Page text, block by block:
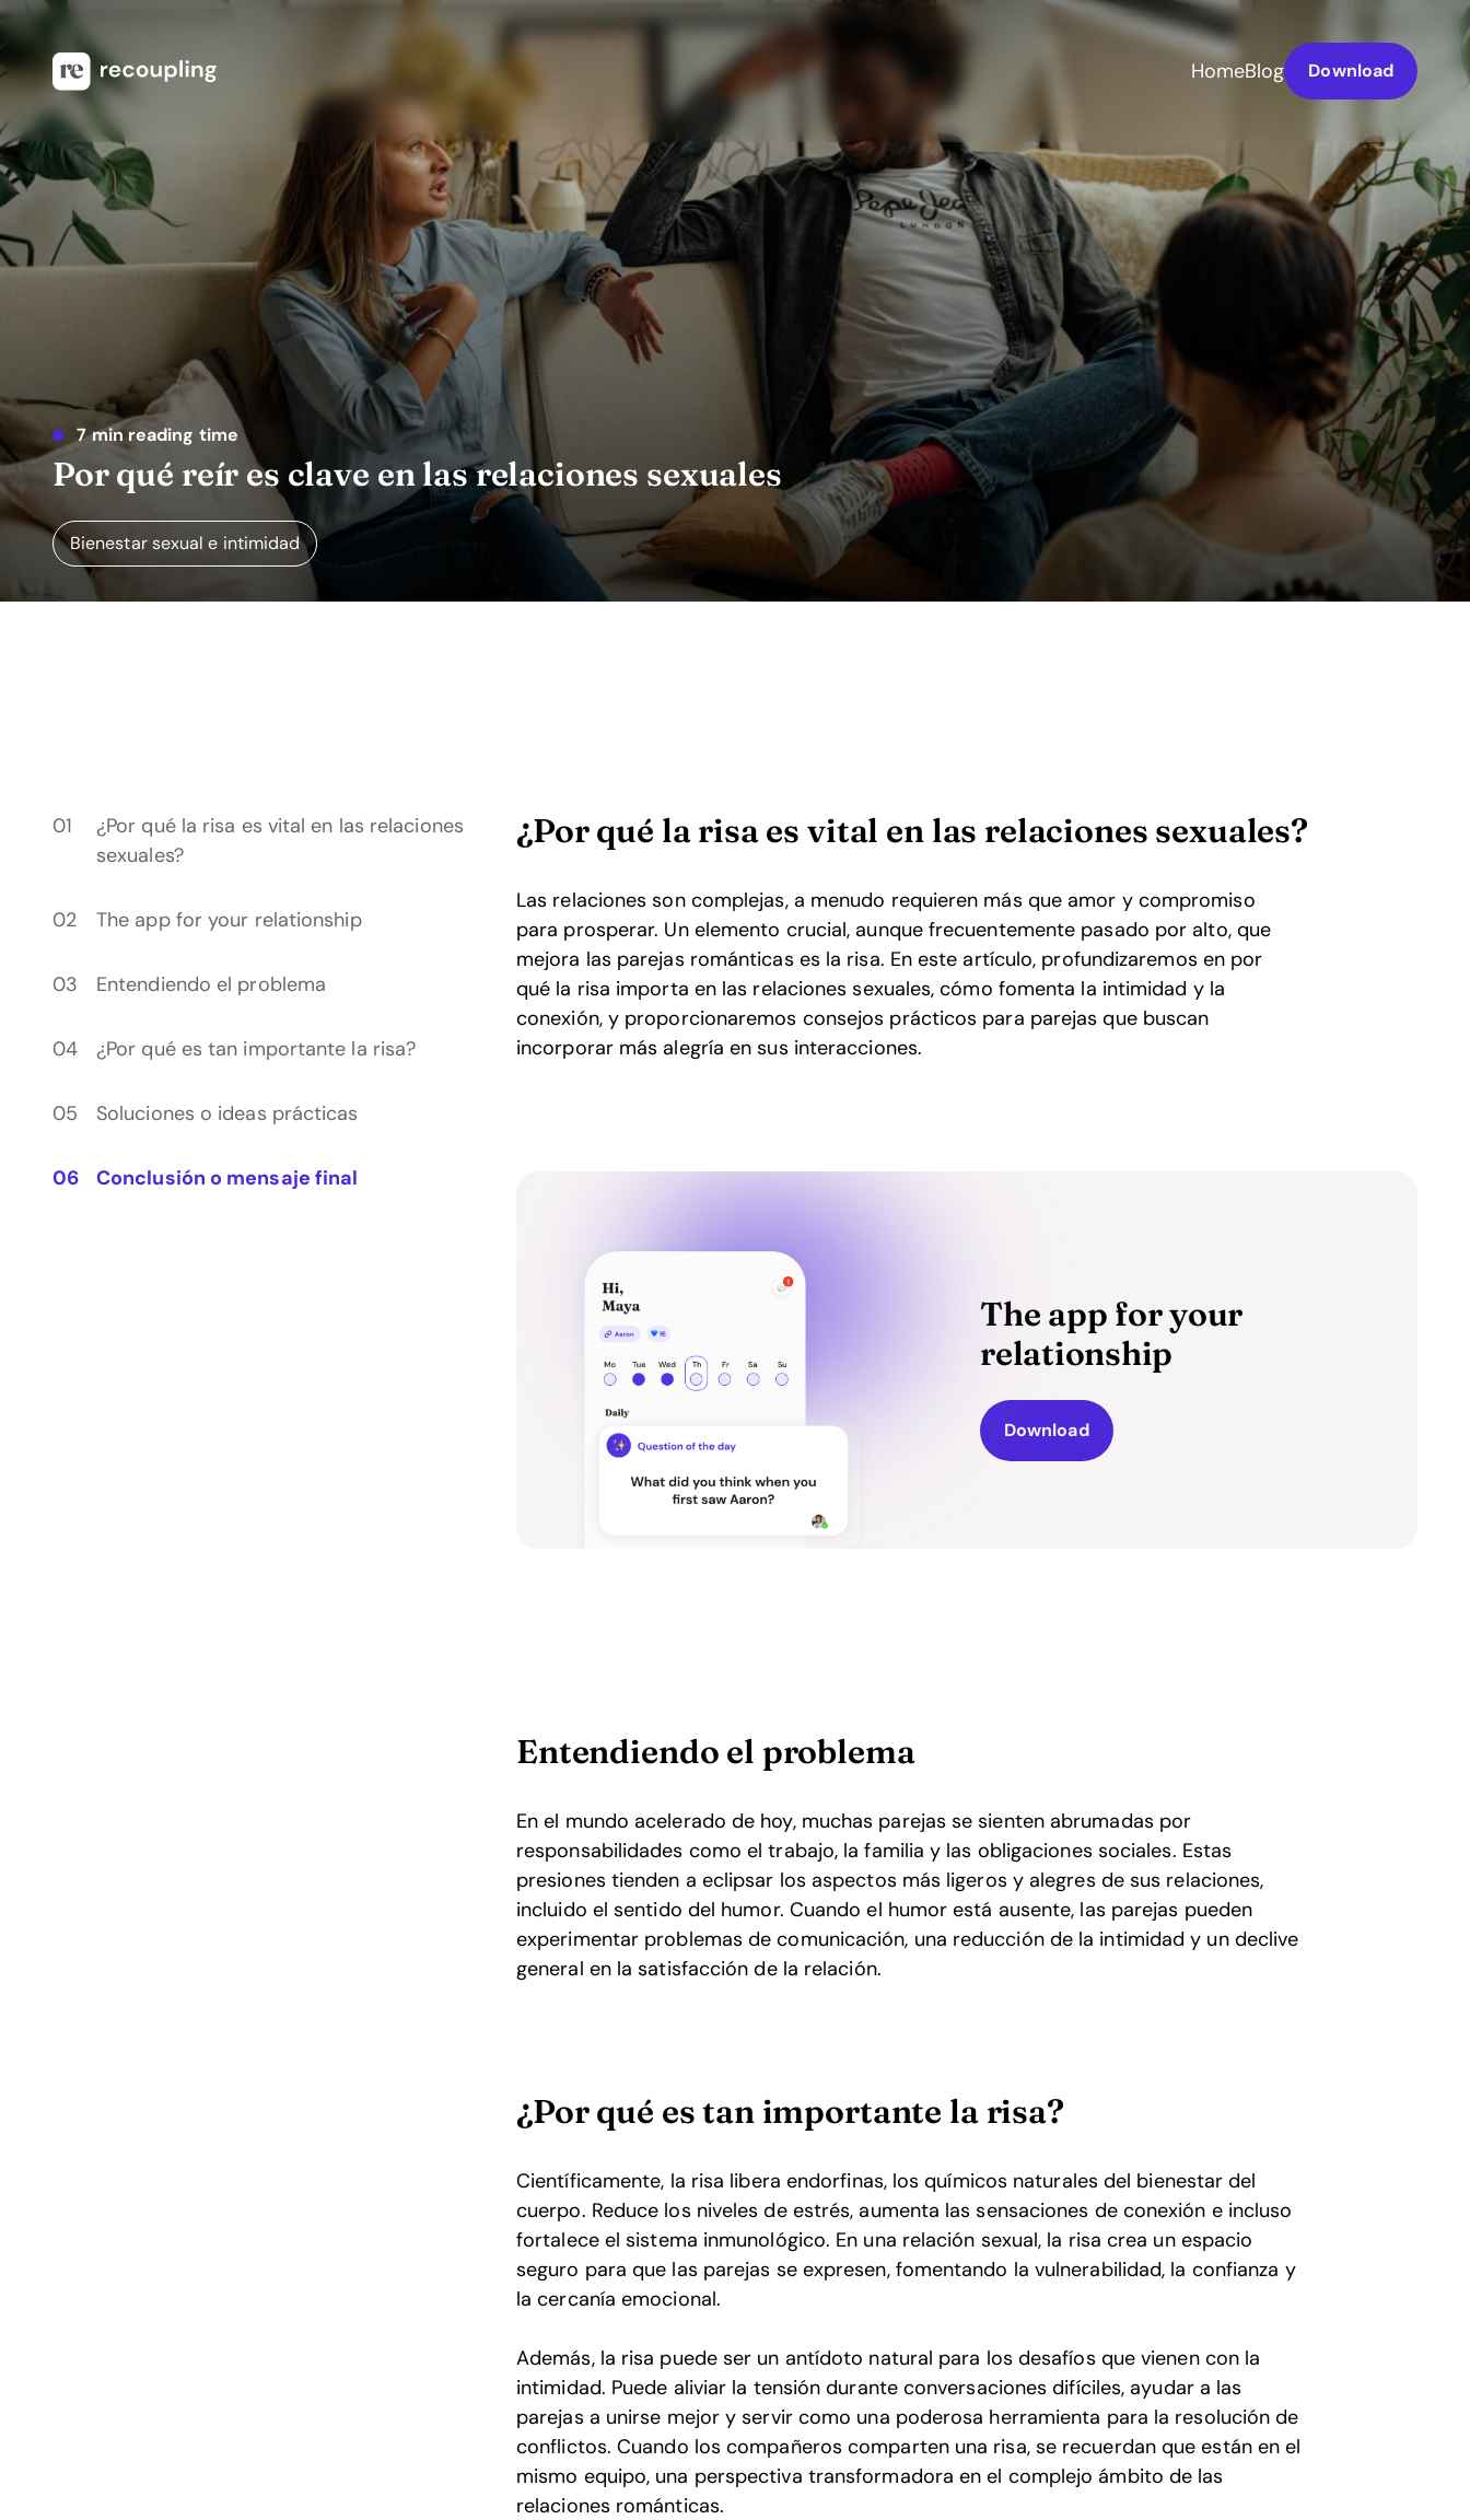
HomeBlog Download
7 min reading time
Por qué reír es clave en las relaciones sexuales
Bienestar sexual e intimidad
¿Por qué la risa es vital en las relaciones
sexuales?
The app for your relationship
Entendiendo el problema
¿Por qué es tan importante la risa?
Soluciones o ideas prácticas
Conclusión o mensaje final
¿Por qué la risa es vital en las relaciones sexuales?
Las relaciones son complejas, a menudo requieren más que amor y compromiso
para prosperar. Un elemento crucial, aunque frecuentemente pasado por alto, que
mejora las parejas románticas es la risa. En este artículo, profundizaremos en por
qué la risa importa en las relaciones sexuales, cómo fomenta la intimidad y la
conexión, y proporcionaremos consejos prácticos para parejas que buscan
incorporar más alegría en sus interacciones.
The app for your
relationship
Download
Entendiendo el problema
En el mundo acelerado de hoy, muchas parejas se sienten abrumadas por
responsabilidades como el trabajo, la familia y las obligaciones sociales. Estas
presiones tienden a eclipsar los aspectos más ligeros y alegres de sus relaciones,
incluido el sentido del humor. Cuando el humor está ausente, las parejas pueden
experimentar problemas de comunicación, una reducción de la intimidad y un declive
general en la satisfacción de la relación.
¿Por qué es tan importante la risa?
Científicamente, la risa libera endorfinas, los químicos naturales del bienestar del
cuerpo. Reduce los niveles de estrés, aumenta las sensaciones de conexión e incluso
fortalece el sistema inmunológico. En una relación sexual, la risa crea un espacio
seguro para que las parejas se expresen, fomentando la vulnerabilidad, la confianza y
la cercanía emocional.
Además, la risa puede ser un antídoto natural para los desafíos que vienen con la
intimidad. Puede aliviar la tensión durante conversaciones difíciles, ayudar a las
parejas a unirse mejor y servir como una poderosa herramienta para la resolución de
conflictos. Cuando los compañeros comparten una risa, se recuerdan que están en el
mismo equipo, una perspectiva transformadora en el complejo ámbito de las
relaciones románticas.